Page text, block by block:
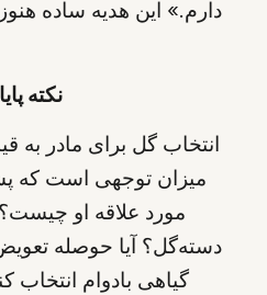
دارم.» این هدیه ساده
نکته
انتخاب گل برای مادر به
میزان توجهی است که
مورد علاقه او
دسته‌گل؟ آیا حوصله
گیاهی بادوام